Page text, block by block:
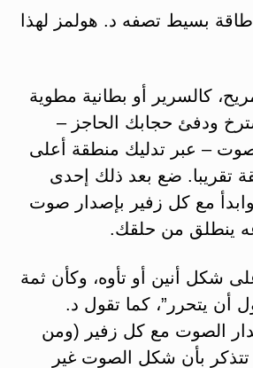
بسيط تصفه د. هولمز لهذا
كالسرير أو بطانية مطوية
ودفئ حجابك الحاجز –
– عبر تدليك منطقة أعلى
تقريبا. ضع بعد ذلك إحدى
مع كل زفير بإصدار صوت
ينطلق من حلقك.
شكل أنين أو تأوه، وكأن ثمة
أن يتحرر”، كما تقول د.
الصوت مع كل زفير (ومن
تتذكر بأن شكل الصوت غير